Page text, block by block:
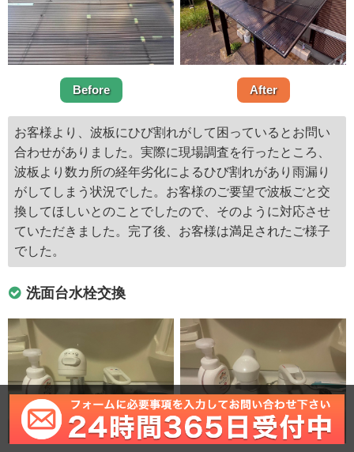
Before After
お客様より、波板にひび割れがして困っているとお問い
合わせがありました。実際に現場調査を行ったところ、
波板より数カ所の経年劣化によるひび割れがあり雨漏り
がしてしまう状況でした。お客様のご要望で波板ごと交
換してほしいとのことでしたので、そのように対応させ
ていただきました。完了後、お客様は満足されたご様子
でした。
洗面台水栓交換